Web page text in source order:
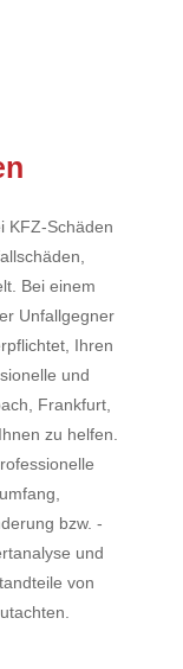
KFZ-Schäden
Bei einem
Unfallgegner
Ihren
und
Frankfurt,
zu helfen.
bzw. -
und
von